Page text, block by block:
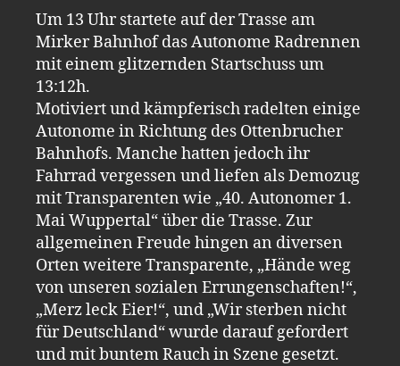
Um 13 Uhr startete auf der Trasse am
Mirker Bahnhof das Autonome Radrennen
mit einem glitzernden Startschuss um
13:12h.
Motiviert und kämpferisch radelten einige
Autonome in Richtung des Ottenbrucher
Bahnhofs. Manche hatten jedoch ihr
Fahrrad vergessen und liefen als Demozug
mit Transparenten wie „40. Autonomer 1.
Mai Wuppertal“ über die Trasse. Zur
allgemeinen Freude hingen an diversen
Orten weitere Transparente, „Hände weg
von unseren sozialen Errungenschaften!“,
„Merz leck Eier!“, und „Wir sterben nicht
für Deutschland“ wurde darauf gefordert
und mit buntem Rauch in Szene gesetzt.